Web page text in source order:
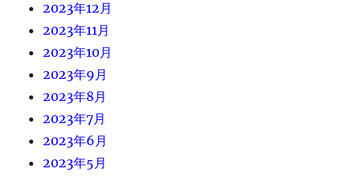
2023年12月
2023年11月
2023年10月
2023年9月
2023年8月
2023年7月
2023年6月
2023年5月